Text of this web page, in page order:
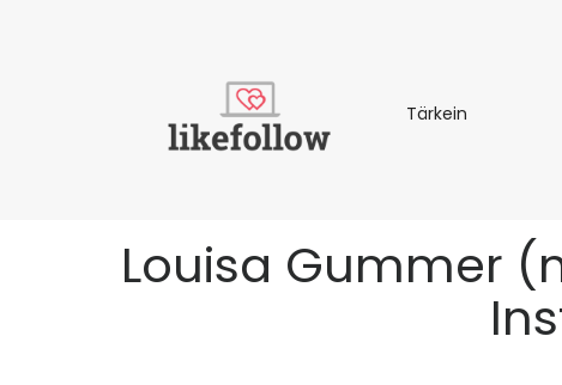
Tärkein
Louisa Gummer